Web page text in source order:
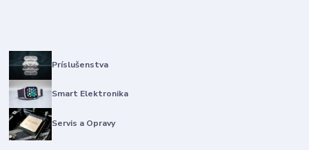
Príslušenstva
Smart Elektronika
Servis a Opravy